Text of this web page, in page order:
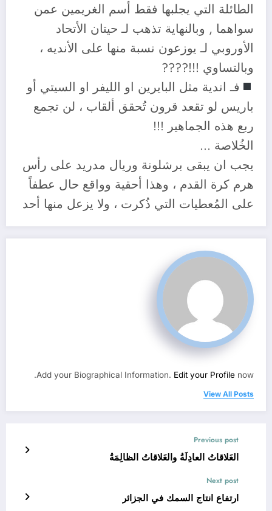
الطائلة التي يجلبها فقط أسم الغريمين عمن
سواهما , وبالنهاية تذهب لـ حيتان الأتحاد
الأوروبي لـ يوزعون نسبة منها على الأنديه ،
وبالتساوي !!!????
فـ اندية مثل البايرين او الليفر او السيتي أو
باريس لو تقعد قرون تُحقق ألقاب ، لن تجمع
ربع هذه الجماهير !!!
الخُلاصة …
يجب ان يبقى برشلونة وريال مدريد على رأس
هرم كرة القدم ، وهذا أحقية وواقع حال عطفاً
على المُعطيات التي ذُكرت ، ولا يزعل منها أحد
Add your Biographical Information. Edit your Profile now.
View All Posts
Previous post
العَلاقاتُ العادِلَةُ والعَلاقاتُ الظالِمَةُ
Next post
ارتفاع انتاج السمك في الجزائر